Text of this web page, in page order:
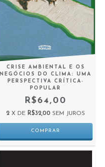
CRISE AMBIENTAL E OS
NEGÓCIOS DO CLIMA: UMA
PERSPECTIVA CRÍTICA-
POPULAR
R$64,00
2 X DE R$32,00 SEM JUROS